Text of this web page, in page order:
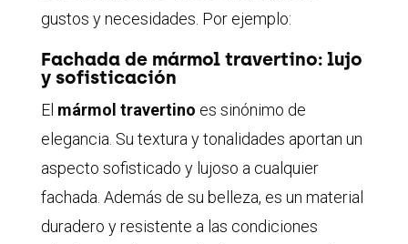
gustos y necesidades. Por ejemplo:
Fachada de mármol travertino: lujo
y sofisticación
El mármol travertino es sinónimo de
elegancia. Su textura y tonalidades aportan un
aspecto sofisticado y lujoso a cualquier
fachada. Además de su belleza, es un material
duradero y resistente a las condiciones